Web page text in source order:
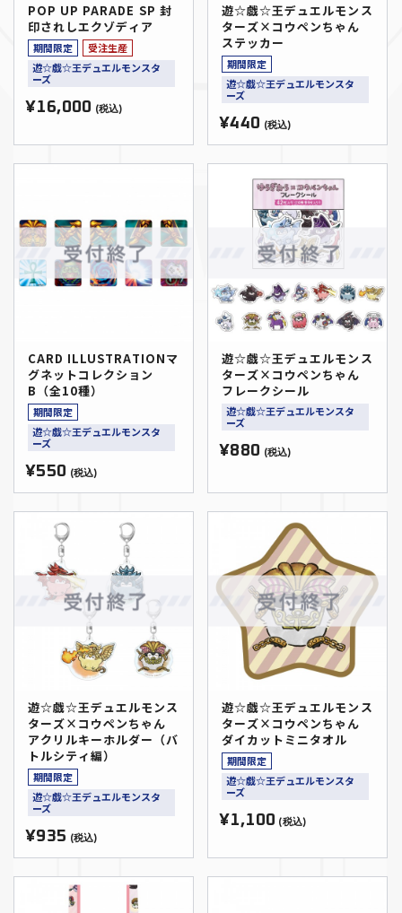
POP UP PARADE SP 封
印されしエクゾディア
期間限定
受注生産
遊☆戯☆王デュエルモンスタ
ーズ
¥16,000 (税込)
遊☆戯☆王デュエルモンス
ターズ×コウペンちゃん
ステッカー
期間限定
遊☆戯☆王デュエルモンスタ
ーズ
¥440 (税込)
CARD ILLUSTRATIONマ
グネットコレクション
B（全10種）
期間限定
遊☆戯☆王デュエルモンスタ
ーズ
¥550 (税込)
遊☆戯☆王デュエルモンス
ターズ×コウペンちゃん
フレークシール
遊☆戯☆王デュエルモンスタ
ーズ
¥880 (税込)
遊☆戯☆王デュエルモンス
ターズ×コウペンちゃん
アクリルキーホルダー（バ
トルシティ編）
期間限定
遊☆戯☆王デュエルモンスタ
ーズ
¥935 (税込)
遊☆戯☆王デュエルモンス
ターズ×コウペンちゃん
ダイカットミニタオル
期間限定
遊☆戯☆王デュエルモンスタ
ーズ
¥1,100 (税込)